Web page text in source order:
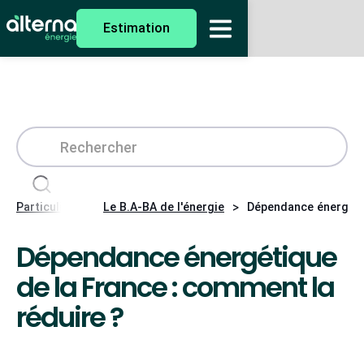
Estimation
Particuliers Le B.A-BA de l'énergie > Dépendance
Dépendance énergétique
de la France : comment la
réduire ?